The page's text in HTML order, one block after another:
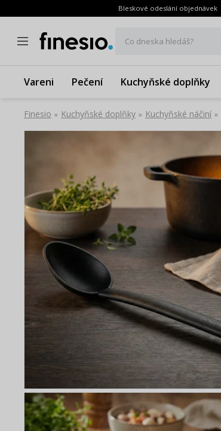
Bleskové odeslání objednávek
Co dneska hledáš?
Vareni Pečení Kuchyňské doplňky
Finesio » Kuchyňské doplňky » Kuchyňské náčiní »